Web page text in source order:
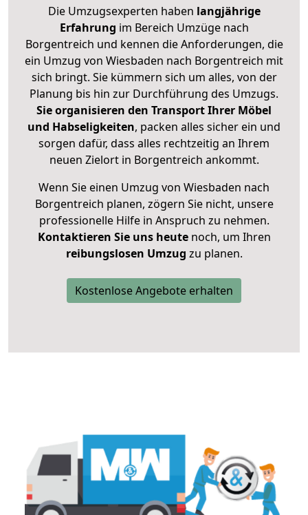
Die Umzugsexperten haben langjährige
Erfahrung im Bereich Umzüge nach
Borgentreich und kennen die Anforderungen, die
ein Umzug von Wiesbaden nach Borgentreich mit
sich bringt. Sie kümmern sich um alles, von der
Planung bis hin zur Durchführung des Umzugs.
Sie organisieren den Transport Ihrer Möbel
und Habseligkeiten, packen alles sicher ein und
sorgen dafür, dass alles rechtzeitig an Ihrem
neuen Zielort in Borgentreich ankommt.
Wenn Sie einen Umzug von Wiesbaden nach
Borgentreich planen, zögern Sie nicht, unsere
professionelle Hilfe in Anspruch zu nehmen.
Kontaktieren Sie uns heutenoch, um Ihren
reibungslosen Umzug zu planen.
Kostenlose Angebote erhalten